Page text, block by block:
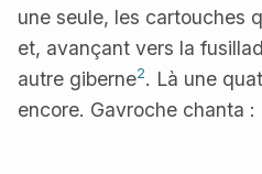
une seule, les cartouches
et, avançant vers la
autre giberne2. Là une
encore. Gavroche chanta :